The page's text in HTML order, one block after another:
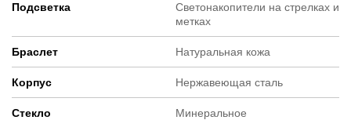
Подсветка
Светонакопители на стрелках и
метках
Браслет Натуральная кожа
Корпус Нержавеющая сталь
Стекло Минеральное